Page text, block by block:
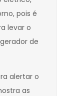
pois é
levar o
de
alertar o
as